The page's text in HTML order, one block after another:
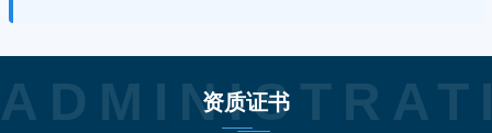
资质证书